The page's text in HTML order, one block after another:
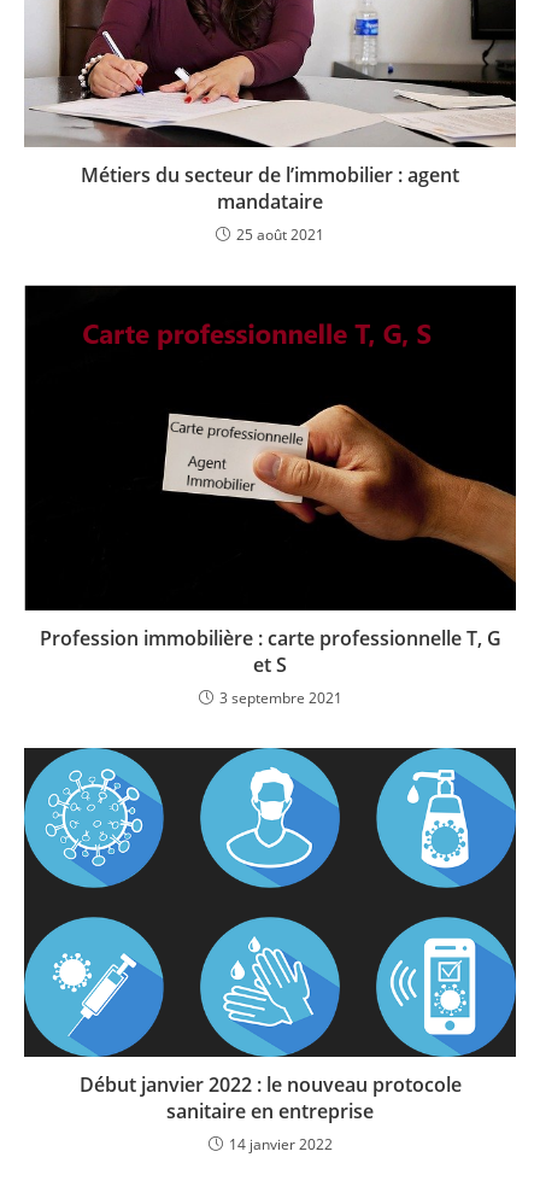
Métiers du secteur de l’immobilier : agent
mandataire
25 août 2021
Profession immobilière : carte professionnelle T, G
et S
3 septembre 2021
Début janvier 2022 : le nouveau protocole
sanitaire en entreprise
14 janvier 2022